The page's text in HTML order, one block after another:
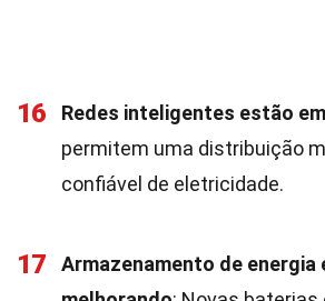
16 Redes inteligentes estão
permitem uma distribuição
confiável de eletricidade.
17
Armazenamento de energia